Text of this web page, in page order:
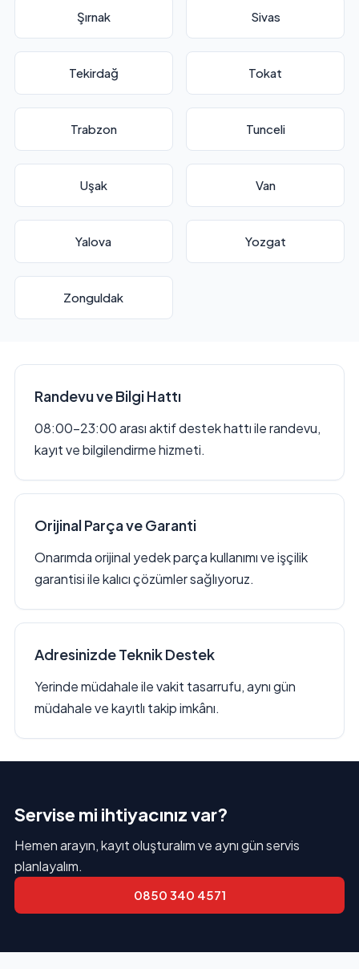
Şırnak Sivas
Tekirdağ Tokat
Trabzon Tunceli
Uşak Van
Yalova Yozgat
Zonguldak
Randevu ve Bilgi Hattı
08:00–23:00 arası aktif destek hattı ile randevu,
kayıt ve bilgilendirme hizmeti.
Orijinal Parça ve Garanti
Onarımda orijinal yedek parça kullanımı ve işçilik
garantisi ile kalıcı çözümler sağlıyoruz.
Adresinizde Teknik Destek
Yerinde müdahale ile vakit tasarrufu, aynı gün
müdahale ve kayıtlı takip imkânı.
Servise mi ihtiyacınız var?
Hemen arayın, kayıt oluşturalım ve aynı gün servis
planlayalım.
0850 340 4571